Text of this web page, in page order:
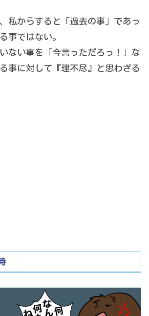
私からすると「過去の事」であっ
事ではない。
ない事を「今言っただろっ！」な
事に対して『理不尽』と思わざる